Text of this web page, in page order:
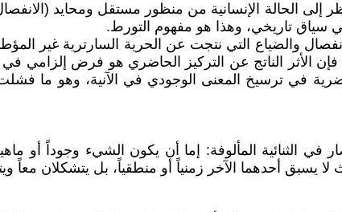
إلى الحالة الإنسانية من منظور مستقل ومحايد
تاريخي، وهذا هو مفهوم التورط.
والضياع التي نتجت عن الحرية السارترية غير
الأثر الناتج عن التركيز الحاضري هو فرض إلزامي
في ترسيخ المعنى الوجودي في الآنية، وهو ما فشلت
في الثنائية المألوفة: إما أن يكون الشيء وجوداً أو
يسبق أحدهما الآخر زمنياً أو منطقياً، بل يتشكلان معاً